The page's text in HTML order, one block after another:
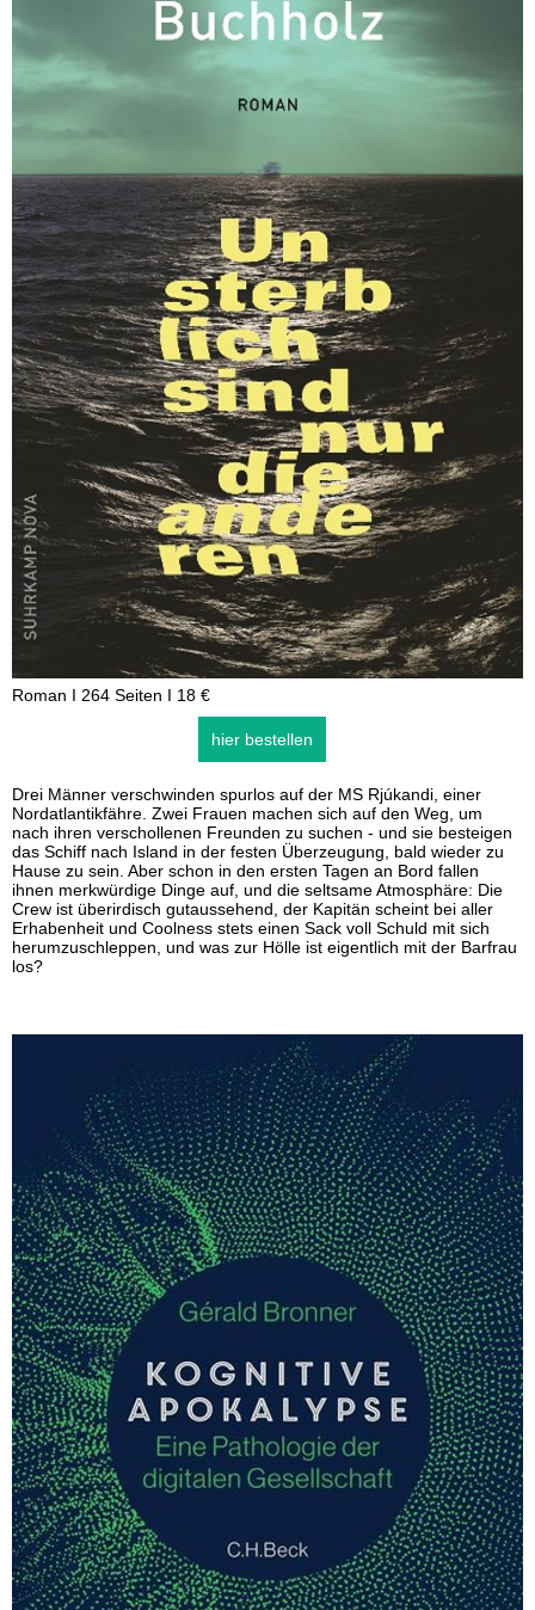
Roman I 264 Seiten I 18 €
hier bestellen
Drei Männer verschwinden spurlos auf der MS Rjúkandi, einer
Nordatlantikfähre. Zwei Frauen machen sich auf den Weg, um
nach ihren verschollenen Freunden zu suchen - und sie besteigen
das Schiff nach Island in der festen Überzeugung, bald wieder zu
Hause zu sein. Aber schon in den ersten Tagen an Bord fallen
ihnen merkwürdige Dinge auf, und die seltsame Atmosphäre: Die
Crew ist überirdisch gutaussehend, der Kapitän scheint bei aller
Erhabenheit und Coolness stets einen Sack voll Schuld mit sich
herumzuschleppen, und was zur Hölle ist eigentlich mit der Barfrau
los?